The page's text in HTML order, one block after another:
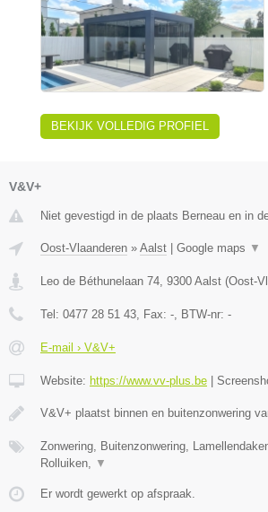
BEKIJK VOLLEDIG PROFIEL
V&V+
Niet gevestigd in de plaats Berneau en in
Oost-Vlaanderen » Aalst Google maps ▼
Leo de Béthunelaan 74, 9300 Aalst (Oost-
Tel: 0477 28 51 43, Fax: -, BTW-nr: -
E-mail › V&V+
Website: https://www.vv-plus.be
V&V+ plaatst binnen en buitenzonwering
Zonwering, Buitenzonwering,
Rolluiken, ▼
Er wordt gewerkt op afspraak.